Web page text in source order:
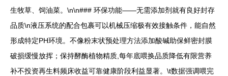
生牧草、饲油菜。\n\n### 环保功能——无需添加剂就有良好封存
品质\n液压系统的配合包裹可以机械压缩极有效接触条件，能自然
形成特定PH环境。不像粉末状预处理方法添加酸碱助保鲜密封膜
破损缓慢放挥；保持酵酶植物精质,每年底喂换品质降低有限营养
补不投资再生料频床收益可靠健康阶段利益显著。\t数据强调喂完